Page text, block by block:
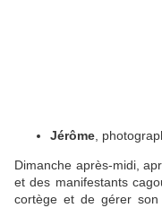
Jérôme ,
Dimanche après-midi,
et des manifestants
cortège et de gérer